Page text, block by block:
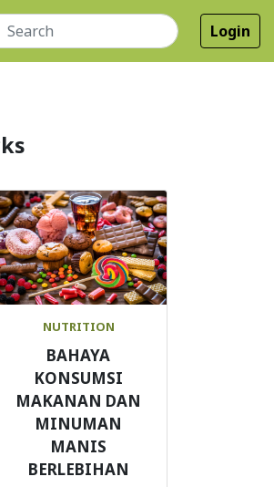
Login
NUTRITION
BAHAYA
KONSUMSI
MAKANAN DAN
MINUMAN
MANIS
BERLEBIHAN